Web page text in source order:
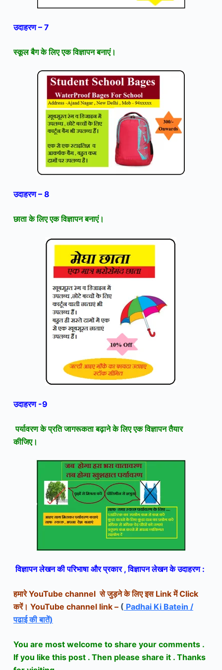
उदाहरण – 7
स्कूल बैग के लिएएक विज्ञापन बनाएं।
उदाहरण – 8
छाता के लिएएक विज्ञापन बनाएं।
उदाहरण -9
पर्यावरण के प्रति जागरूकता बढ़ाने के लिए एक विज्ञापन तैयार
कीजिए।
विज्ञापन लेखन की परिभाषा और प्रकार ,विज्ञापन लेखन के उदाहरण :
हमारे YouTube channel से जुड़ने के लिए इस Link में Click
करें। YouTube channel link –( Padhai Ki Batein /
पढाई की बातें)
You are most welcome to share your comments .
If you like this post . Then please share it . Thanks